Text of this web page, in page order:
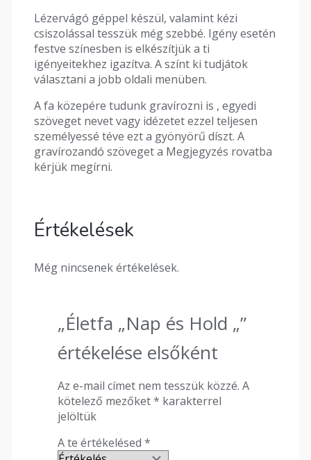
Lézervágó géppel készül, valamint kézi
csiszolással tesszük még szebbé. Igény esetén
festve színesben is elkészítjük a ti
igényeitekhez igazítva. A színt ki tudjátok
választani a jobb oldali menüben.
A fa közepére tudunk gravírozni is , egyedi
szöveget nevet vagy idézetet ezzel teljesen
személyessé téve ezt a gyönyörű díszt. A
gravírozandó szöveget a Megjegyzés rovatba
kérjük megírni.
Értékelések
Még nincsenek értékelések.
„Életfa „Nap és Hold „”
értékelése elsőként
Az e-mail címet nem tesszük közzé. A
kötelező mezőket* karakterrel
jelöltük
A te értékelésed *